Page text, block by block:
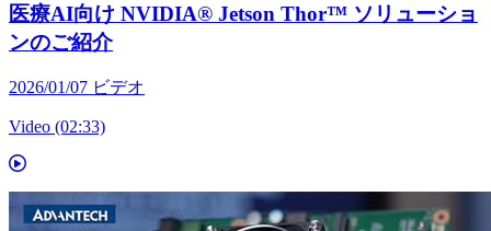
医療AI向け NVIDIA® Jetson Thor™ ソリューショ
ンのご紹介
2026/01/07 ビデオ
Video (02:33)